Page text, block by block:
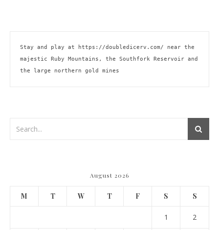
Stay and play at https://doubledicerv.com/ near the
majestic Ruby Mountains, the Southfork Reservoir and
the large northern gold mines
August 2026
M T W T F S S
1 2